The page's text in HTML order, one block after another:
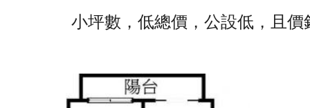
小坪數，低總價，公設低，且